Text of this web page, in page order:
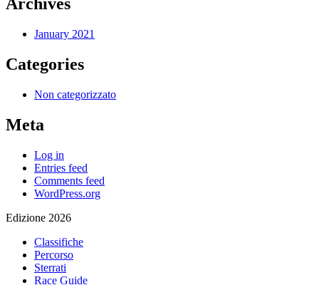
January 2021
Categories
Non categorizzato
Meta
Log in
Entries feed
Comments feed
WordPress.org
Edizione 2026
Classifiche
Percorso
Sterrati
Race Guide